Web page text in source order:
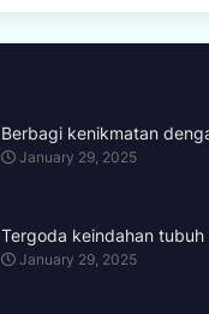
Berbagi kenikmatan
January 29, 2025
Tergoda keindahan
January 29, 2025